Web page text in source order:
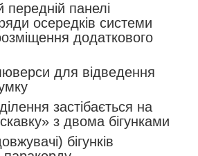
передній панелі
осередків системи
додаткового
для відведення
застібається на
з двома бігунками
бігунків